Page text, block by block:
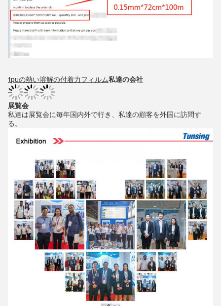
tpuの熱い溶解の付着力フィルム私達の会社
展覧会
私達は展覧会に毎年国内外で行き、私達の顧客を外国に訪問す
る。